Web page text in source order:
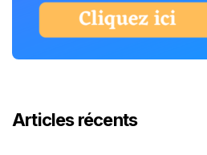
Articles récents